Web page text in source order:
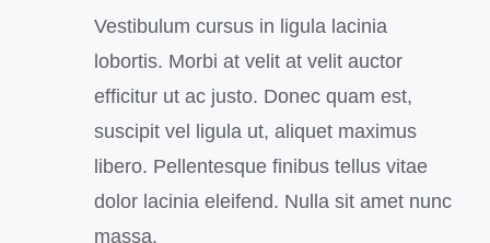
Vestibulum cursus in ligula lacinia
lobortis. Morbi at velit at velit auctor
efficitur ut ac justo. Donec quam est,
suscipit vel ligula ut, aliquet maximus
libero. Pellentesque finibus tellus vitae
dolor lacinia eleifend. Nulla sit amet nunc
massa.